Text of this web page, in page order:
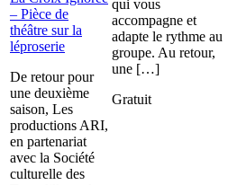
– Pièce de
théâtre sur la
léproserie
De retour pour
une deuxième
saison, Les
productions ARI,
en partenariat
avec la Société
culturelle des
qui vous
accompagne et
adapte le rythme au
groupe. Au retour,
une […]
Gratuit